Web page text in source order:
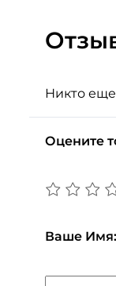
Никто еще
Оцените
Ваше Имя: